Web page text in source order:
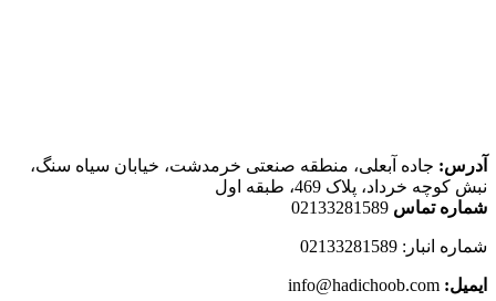
آدرس: جاده آبعلی، منطقه صنعتی خرمدشت، خیابان سیاه سنگ،
نبش کوچه خرداد، پلاک 469، طبقه اول
شماره تماس 02133281589
شماره انبار: 02133281589
ایمیل: